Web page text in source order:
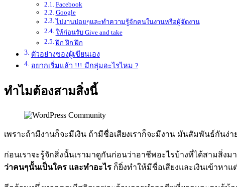
Facebook
Google
ไปงานบ่อยๆและทำความรู้จักคนในงานหรือผู้จัดงาน
ให้ก่อนรับ Give and take
ฝึก ฝึก ฝึก
ตัวอย่างของผู้เขียนเอง
อยากเริ่มแล้ว !!! มีกลุ่มอะไรไหม ?
ทำไมต้องสามสิ่งนี้
เพราะถ้ามีงานก็จะมีเงิน ถ้ามีชื่อเสียงเราก็จะมีงาน มันสัมพันธ์กันง่
ก่อนเราจะรู้จักสิ่งนั้นเรามาดูกันก่อนว่าอาชีพอะไรบ้างที่ได้สามสิ่ง
ว่าคนๆนั้นเป็นใคร และทำอะไร ก็ยิ่งทำให้มีชื่อเสียงและเงินเข้าหาแ